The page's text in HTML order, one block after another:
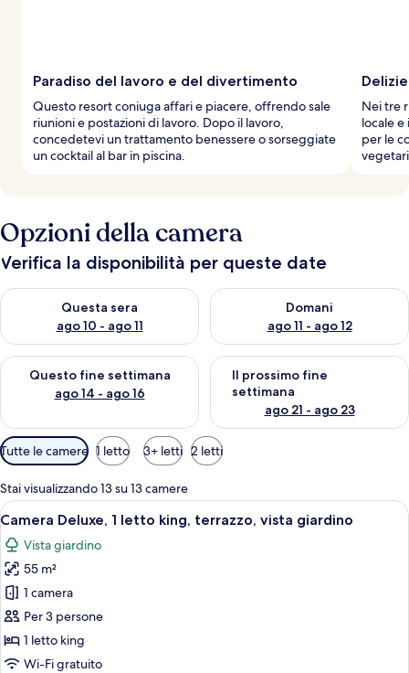
Paradiso del lavoro e del divertimento
Questo resort coniuga affari e piacere, offrendo sale
riunioni e postazioni di lavoro. Dopo il lavoro,
concedetevi un trattamento benessere o sorseggiate
un cocktail al bar in piscina.
Nei tre
locale
per le
Opzioni della camera
Verifica la disponibilità per queste date
Questa sera
ago 10 - ago 11
Verifica la disponibilità per questa sera, ago 10 - ago 11
Domani
ago 11 - ago 12
Verifica la disponibilità per
Questo fine settimana
ago 14 - ago 16
Verifica la disponibilità per questo fine settimana, ago 14 -
Il prossimo fine
settimana
ago 21 - ago 23
Verifica la disponibilità per il
Filtri
disponibili
per
le
camere
Tutte le camere 1 letto 3+ letti 2 letti
Stai visualizzando 13 su 13 camere
Apri
tutte
le
foto
per
Camera
Deluxe,
1
Un balcone con tavolo e sedie in
6
Camera Deluxe, 1 letto king, terrazzo, vista giardino
Vista giardino
55 m²
1 camera
Per 3 persone
1 letto king
Wi-Fi gratuito